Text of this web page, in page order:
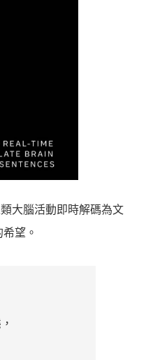
大腦活動即時解碼為文
望。